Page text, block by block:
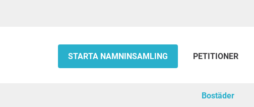
STARTA NAMNINSAMLING PETITIONER
Bostäder